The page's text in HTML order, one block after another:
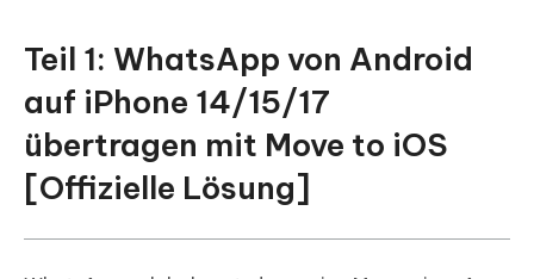
Teil 1: WhatsApp von Android
auf iPhone 14/15/17
übertragen mit Move to iOS
[Offizielle Lösung]